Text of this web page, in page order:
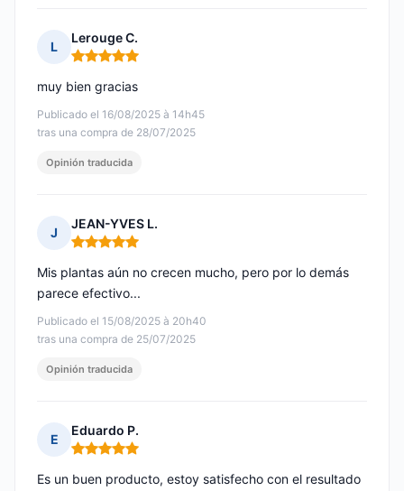
L
Lerouge C.
Nota: 5 de 5
Publicado el 16/08/2025 à 14h45
tras una compra de 28/07/2025
muy bien gracias
Opinión traducida
J
JEAN-YVES L.
Nota: 5 de 5
Publicado el 15/08/2025 à 20h40
tras una compra de 25/07/2025
Mis plantas aún no crecen mucho, pero por lo demás
parece efectivo...
Opinión traducida
E
Eduardo P.
Nota: 5 de 5
Es un buen producto, estoy satisfecho con el resultado